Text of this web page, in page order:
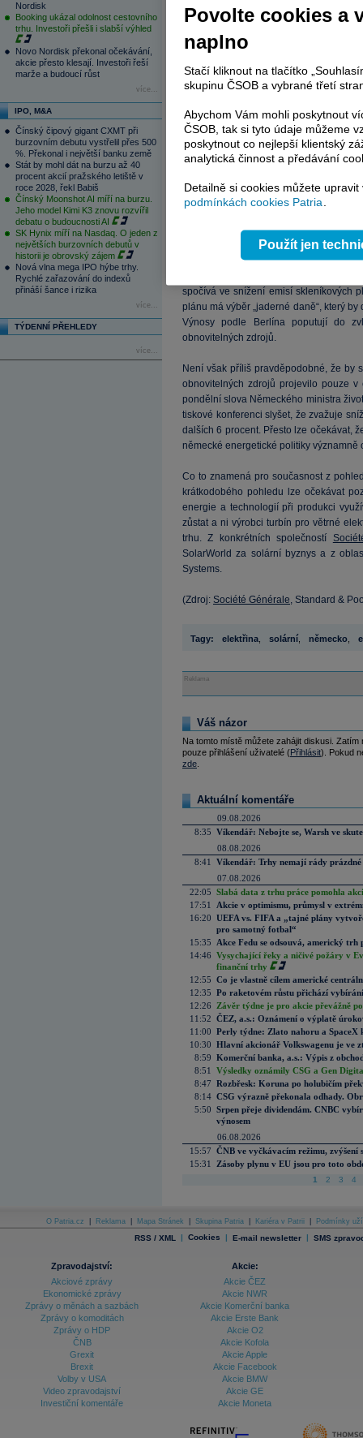
Nordisk
Booking ukázal odolnost cestovního
trhu. Investoři přešli i slabší výhled
Novo Nordisk překonal očekávání,
akcie přesto klesají. Investoři řeší
marže a budoucí růst
více...
IPO, M&A
Čínský čipový gigant CXMT při
burzovním debutu vystřelil přes 500
%. Překonal i největší banku země
Stát by mohl dát na burzu až 40
procent akcií pražského letiště v
roce 2028, řekl Babiš
Čínský Moonshot AI míří na burzu.
Jeho model Kimi K3 znovu rozvířil
debatu o budoucnosti AI
SK Hynix míří na Nasdaq. O jeden z
největších burzovních debutů v
historii je obrovský zájem
Nová vlna mega IPO hýbe trhy.
Rychlé zařazování do indexů
přináší šance i rizika
více...
TÝDENNÍ PŘEHLEDY
více...
(Zdroj: GristList)
Německá vláda již zkraje týdne
spočívá ve snížení emisí skleníkových
plánu má výběr „jaderné daně“, který
Výnosy podle Berlína poputují do
obnovitelných zdrojů.
Není však příliš pravděpodobné, že by
obnovitelných zdrojů projevilo pouze
pondělní slova Německého ministra
tiskové konferenci slyšet, že zvažuje
dalších 6 procent. Přesto lze očekávat,
německé energetické politiky významně
Co to znamená pro současnost z
krátkodobého pohledu lze očekávat
energie a technologií při produkci
zůstat a ni výrobci turbín pro větrné
trhu. Z konkrétních společností
SolarWorld za solární byznys a z
Systems.
(Zdroj: Société Générale, Standard &
Tagy: elektřina solární německo
Reklama
Váš názor
Na tomto místě můžete zahájit diskusi.
pouze přihlášení uživatelé (Přihlásit). Pokud
zde
Aktuální komentáře
09.08.2026
8:35 Víkendář: Nebojte se, Warsh ve
08.08.2026
8:41
Víkendář: Trhy nemají rády prázdné
07.08.2026
22:05 Slabá data z trhu práce pomohla
17:51
Akcie v optimismu, průmysl v
16:20 UEFA vs. FIFA a „tajné plány
pro samotný fotbal“
15:35
Akce Fedu se odsouvá, americký
14:46 Vysychající řeky a ničivé požáry v
finanční trhy
12:55 Co je vlastně cílem americké
12:35 Po raketovém růstu přichází
12:26
Závěr týdne je pro akcie převážně
11:52 ČEZ, a.s.: Oznámení o výplatě
11:00 Perly týdne: Zlato nahoru a SpaceX
10:30 Hlavní akcionář Volkswagenu je ve
8:59 Komerční banka, a.s.: Výpis z
8:51
Výsledky oznámily CSG a Gen
8:47 Rozbřesk: Koruna po holubičím
8:14 CSG výrazně překonala odhady.
5:50 Srpen přeje dividendám. CNBC
výnosem
06.08.2026
15:57 ČNB ve vyčkávacím režimu, zvýšení
15:31
Zásoby plynu v EU jsou pro toto
1 2 3 4
O Patria.cz Reklama Mapa Stránek Skupina Patria Kariéra v Patrii Podmínky
RSS / XML | Cookies | E-mail newsletter | SMS
Zpravodajství:
Akciové zprávy
Ekonomické zprávy
Zprávy o měnách a sazbách
Zprávy o komoditách
Zprávy o HDP
ČNB
Grexit
Brexit
Volby v USA
Video zpravodajství
Investiční komentáře
Akcie:
Akcie ČEZ
Akcie NWR
Akcie Komerční banka
Akcie Erste Bank
Akcie O2
Akcie Kofola
Akcie Apple
Akcie Facebook
Akcie BMW
Akcie GE
Akcie Moneta
Povolte cookies a
naplno
Stačí kliknout na tlačítko
skupinu ČSOB a vybrané třetí
Abychom Vám mohli poskytnout
ČSOB, tak si tyto údaje můžeme
poskytnout co nejlepší klientský
analytická činnost a předávání
Detailně si cookies můžete
podmínkách cookies Patria
Použít jen